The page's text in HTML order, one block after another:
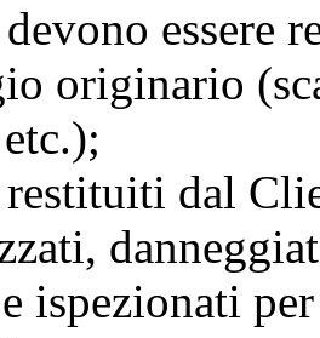
essere
originario
dal
ispezionati